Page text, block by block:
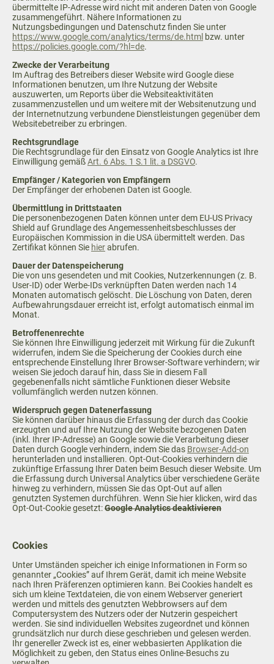
übermittelte IP-Adresse wird nicht mit anderen Daten von Google
zusammengeführt. Nähere Informationen zu
Nutzungsbedingungen und Datenschutz finden Sie unter
https://www.google.com/analytics/terms/de.html bzw. unter
https://policies.google.com/?hl=de.
Zwecke der Verarbeitung
Im Auftrag des Betreibers dieser Website wird Google diese
Informationen benutzen, um Ihre Nutzung der Website
auszuwerten, um Reports über die Websiteaktivitäten
zusammenzustellen und um weitere mit der Websitenutzung und
der Internetnutzung verbundene Dienstleistungen gegenüber dem
Websitebetreiber zu erbringen.
Rechtsgrundlage
Die Rechtsgrundlage für den Einsatz von Google Analytics ist Ihre
Einwilligung gemäßArt. 6 Abs. 1 S.1 lit. a DSGVO.
Empfänger / Kategorien von Empfängern
Der Empfänger der erhobenen Daten ist Google.
Übermittlung in Drittstaaten
Die personenbezogenen Daten können unter dem EU-US Privacy
Shield auf Grundlage des Angemessenheitsbeschlusses der
Europäischen Kommission in die USA übermittelt werden. Das
Zertifikat können Sie hierabrufen.
Dauer der Datenspeicherung
Die von uns gesendeten und mit Cookies, Nutzerkennungen (z. B.
User-ID) oder Werbe-IDs verknüpften Daten werden nach 14
Monaten automatisch gelöscht. Die Löschung von Daten, deren
Aufbewahrungsdauer erreicht ist, erfolgt automatisch einmal im
Monat.
Betroffenenrechte
Sie können Ihre Einwilligung jederzeit mit Wirkung für die Zukunft
widerrufen, indem Sie die Speicherung der Cookies durch eine
entsprechende Einstellung Ihrer Browser-Software verhindern; wir
weisen Sie jedoch darauf hin, dass Sie in diesem Fall
gegebenenfalls nicht sämtliche Funktionen dieser Website
vollumfänglich werden nutzen können.
Widerspruch gegen Datenerfassung
Sie können darüber hinaus die Erfassung der durch das Cookie
erzeugten und auf Ihre Nutzung der Website bezogenen Daten
(inkl. Ihrer IP-Adresse) an Google sowie die Verarbeitung dieser
Daten durch Google verhindern, indem Sie das Browser-Add-on
herunterladen und installieren. Opt-Out-Cookies verhindern die
zukünftige Erfassung Ihrer Daten beim Besuch dieser Website. Um
die Erfassung durch Universal Analytics über verschiedene Geräte
hinweg zu verhindern, müssen Sie das Opt-Out auf allen
genutzten Systemen durchführen. Wenn Sie hier klicken, wird das
Opt-Out-Cookie gesetzt:Google Analytics deaktivieren
Cookies
Unter Umständen speicher ich einige Informationen in Form so
genannter „Cookies” auf Ihrem Gerät, damit ich meine Website
nach Ihren Präferenzen optimieren kann. Bei Cookies handelt es
sich um kleine Textdateien, die von einem Webserver generiert
werden und mittels des genutzten Webbrowsers auf dem
Computersystem des Nutzers oder der Nutzerin gespeichert
werden. Sie sind individuellen Websites zugeordnet und können
grundsätzlich nur durch diese geschrieben und gelesen werden.
Ihr genereller Zweck ist es, einer webbasierten Applikation die
Möglichkeit zu geben, den Status eines Online-Besuchs zu